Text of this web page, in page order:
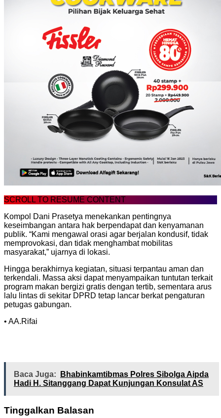
SCROLL TO RESUME CONTENT
Kompol Dani Prasetya menekankan pentingnya
keseimbangan antara hak berpendapat dan kenyamanan
publik. “Kami mengawal orasi agar berjalan kondusif, tidak
memprovokasi, dan tidak menghambat mobilitas
masyarakat,” ujarnya di lokasi.
Hingga berakhirnya kegiatan, situasi terpantau aman dan
terkendali. Massa aksi dapat menyampaikan tuntutan terkait
program makan bergizi gratis dengan tertib, sementara arus
lalu lintas di sekitar DPRD tetap lancar berkat pengaturan
petugas gabungan.
• AA.Rifai
Baca Juga:
Bhabinkamtibmas Polres Sibolga Aipda
Hadi H. Sitanggang Dapat Kunjungan Konsulat AS
Tinggalkan Balasan